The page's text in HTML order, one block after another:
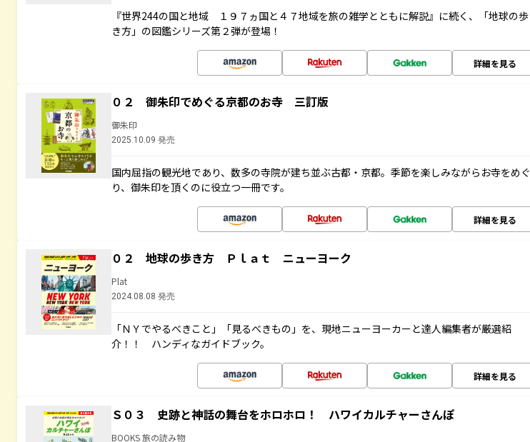
『世界244の国と地域 １９７ヵ国と４７地域を旅の雑学とともに解説』に続く、「地球の歩
き方」の図鑑シリーズ第２弾が登場！
詳細を見る
０２ 御朱印でめぐる京都のお寺 三訂版
御朱印
2025.10.09 発売
国内屈指の観光地であり、数多の寺院が建ち並ぶ古都・京都。季節を楽しみながらお寺をめぐ
り、御朱印を頂くのに役立つ一冊です。
詳細を見る
０２ 地球の歩き方 Ｐｌａｔ ニューヨーク
Plat
2024.08.08 発売
「ＮＹでやるべきこと」「見るべきもの」を、現地ニューヨーカーと達人編集者が厳選紹
介！！ ハンディなガイドブック。
詳細を見る
Ｓ０３ 史跡と神話の舞台をホロホロ！ ハワイカルチャーさんぽ
BOOKS 旅の読み物